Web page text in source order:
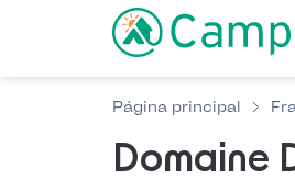
Página principal
Domaine